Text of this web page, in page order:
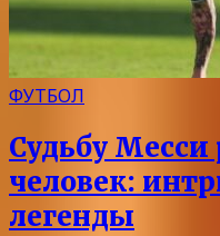
ФУТБОЛ
Судьбу
человек:
легенды